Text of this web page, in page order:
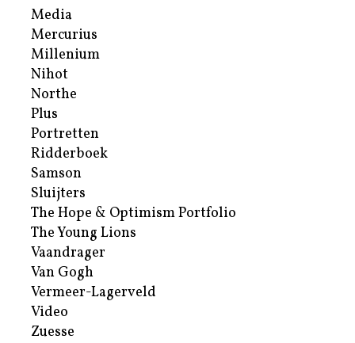
Media
Mercurius
Millenium
Nihot
Northe
Plus
Portretten
Ridderboek
Samson
Sluijters
The Hope & Optimism Portfolio
The Young Lions
Vaandrager
Van Gogh
Vermeer-Lagerveld
Video
Zuesse